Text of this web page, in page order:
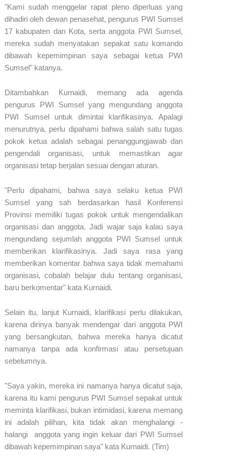
"Kami sudah menggelar rapat pleno diperluas yang
dihadiri oleh dewan penasehat, pengurus PWI Sumsel
17 kabupaten dan Kota, serta anggota PWI Sumsel,
mereka sudah menyatakan sepakat satu komando
dibawah kepemimpinan saya sebagai ketua PWI
Sumsel" katanya.
Ditambahkan Kurnaidi, memang ada agenda
pengurus PWI Sumsel yang mengundang anggota
PWI Sumsel untuk dimintai klarifikasinya. Apalagi
menurutnya, perlu dipahami bahwa salah satu tugas
pokok ketua adalah sebagai penanggungjawab dan
pengendali organisasi, untuk memastikan agar
organisasi tetap berjalan sesuai dengan aturan.
"Perlu dipahami, bahwa saya selaku ketua PWI
Sumsel yang sah berdasarkan hasil Konferensi
Provinsi memiliki tugas pokok untuk mengendalikan
organisasi dan anggota. Jadi wajar saja kalau saya
mengundang sejumlah anggota PWI Sumsel untuk
memberikan klarifikasinya. Jadi saya rasa yang
memberikan komentar bahwa saya tidak memahami
organisasi, cobalah belajar dulu tentang organisasi,
baru berkomentar" kata Kurnaidi.
Selain itu, lanjut Kurnaidi, klarifikasi perlu dilakukan,
karena dirinya banyak mendengar dari anggota PWI
yang bersangkutan, bahwa mereka hanya dicatut
namanya tanpa ada konfirmasi atau persetujuan
sebelumnya.
"Saya yakin, mereka ini namanya hanya dicatut saja,
karena itu kami pengurus PWI Sumsel sepakat untuk
meminta klarifikasi, bukan intimidasi, karena memang
ini adalah pilihan, kita tidak akan menghalangi -
halangi anggota yang ingin keluar dari PWI Sumsel
dibawah kepemimpinan saya" kata Kurnaidi. (Tim)